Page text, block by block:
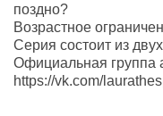
поздно?
Возрастное
Серия состоит из
Официальная группа
https://vk.com/